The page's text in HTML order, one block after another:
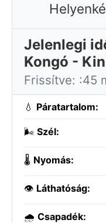
Jelenlegi
Kongó -
Frissítve: :45
💧 Páratartalom:
🌬️ Szél:
🌡️ Nyomás:
👁️ Láthatóság:
🌧️ Csapadék: